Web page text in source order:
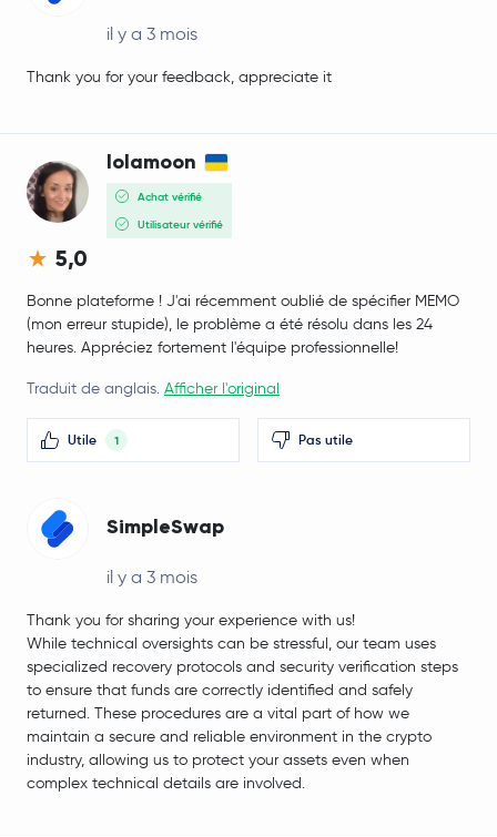
il y a 3 mois
Thank you for your feedback, appreciate it
lolamoon
Achat vérifié
Utilisateur vérifié
5,0
Bonne plateforme ! J'ai récemment oublié de spécifier MEMO
(mon erreur stupide), le problème a été résolu dans les 24
heures. Appréciez fortement l'équipe professionnelle!
Traduit de anglais. Afficher l'original
Utile 1 Pas utile
SimpleSwap
il y a 3 mois
Thank you for sharing your experience with us!
While technical oversights can be stressful, our team uses
specialized recovery protocols and security verification steps
to ensure that funds are correctly identified and safely
returned. These procedures are a vital part of how we
maintain a secure and reliable environment in the crypto
industry, allowing us to protect your assets even when
complex technical details are involved.